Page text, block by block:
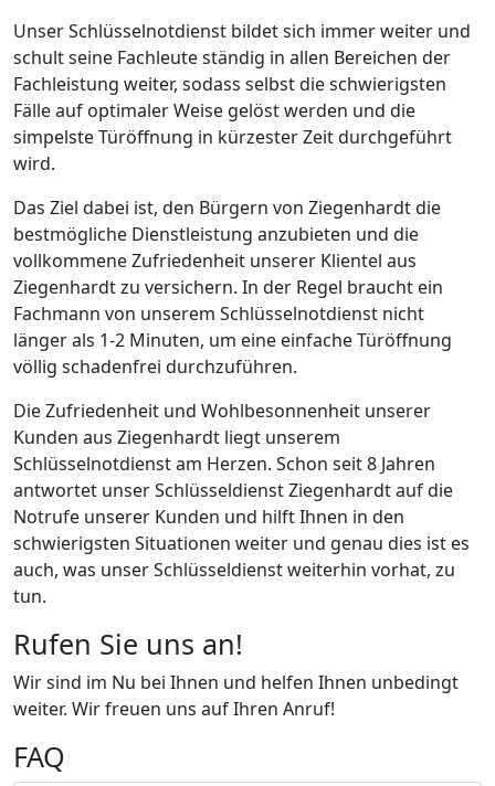
Unser Schlüsselnotdienst bildet sich immer weiter und
schult seine Fachleute ständig in allen Bereichen der
Fachleistung weiter, sodass selbst die schwierigsten
Fälle auf optimaler Weise gelöst werden und die
simpelste Türöffnung in kürzester Zeit durchgeführt
wird.
Das Ziel dabei ist, den Bürgern von Ziegenhardt die
bestmögliche Dienstleistung anzubieten und die
vollkommene Zufriedenheit unserer Klientel aus
Ziegenhardt zu versichern. In der Regel braucht ein
Fachmann von unserem Schlüsselnotdienst nicht
länger als 1-2 Minuten, um eine einfache Türöffnung
völlig schadenfrei durchzuführen.
Die Zufriedenheit und Wohlbesonnenheit unserer
Kunden aus Ziegenhardt liegt unserem
Schlüsselnotdienst am Herzen. Schon seit 8 Jahren
antwortet unser Schlüsseldienst Ziegenhardt auf die
Notrufe unserer Kunden und hilft Ihnen in den
schwierigsten Situationen weiter und genau dies ist es
auch, was unser Schlüsseldienst weiterhin vorhat, zu
tun.
Rufen Sie uns an!
Wir sind im Nu bei Ihnen und helfen Ihnen unbedingt
weiter. Wir freuen uns auf Ihren Anruf!
FAQ